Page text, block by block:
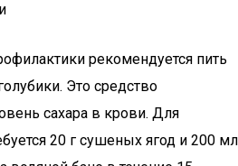
рекомендуется пить
Это средство
сахара в крови. Для
20 г сушеных ягод и 200 мл